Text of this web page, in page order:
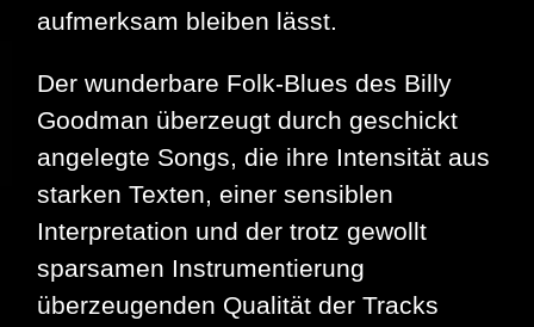
aufmerksam bleiben lässt.
Der wunderbare Folk-Blues des Billy
Goodman überzeugt durch geschickt
angelegte Songs, die ihre Intensität aus
starken Texten, einer sensiblen
Interpretation und der trotz gewollt
sparsamen Instrumentierung
überzeugenden Qualität der Tracks